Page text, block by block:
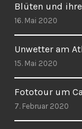
Blüten und
16. Mai 2020
Unwetter am
15. Mai 2020
Fototour um
7. Februar 2020